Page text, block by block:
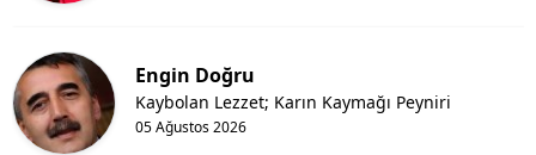
Engin Doğru
05 Ağustos 2026
Kaybolan Lezzet; Karın Kaymağı Peyniri